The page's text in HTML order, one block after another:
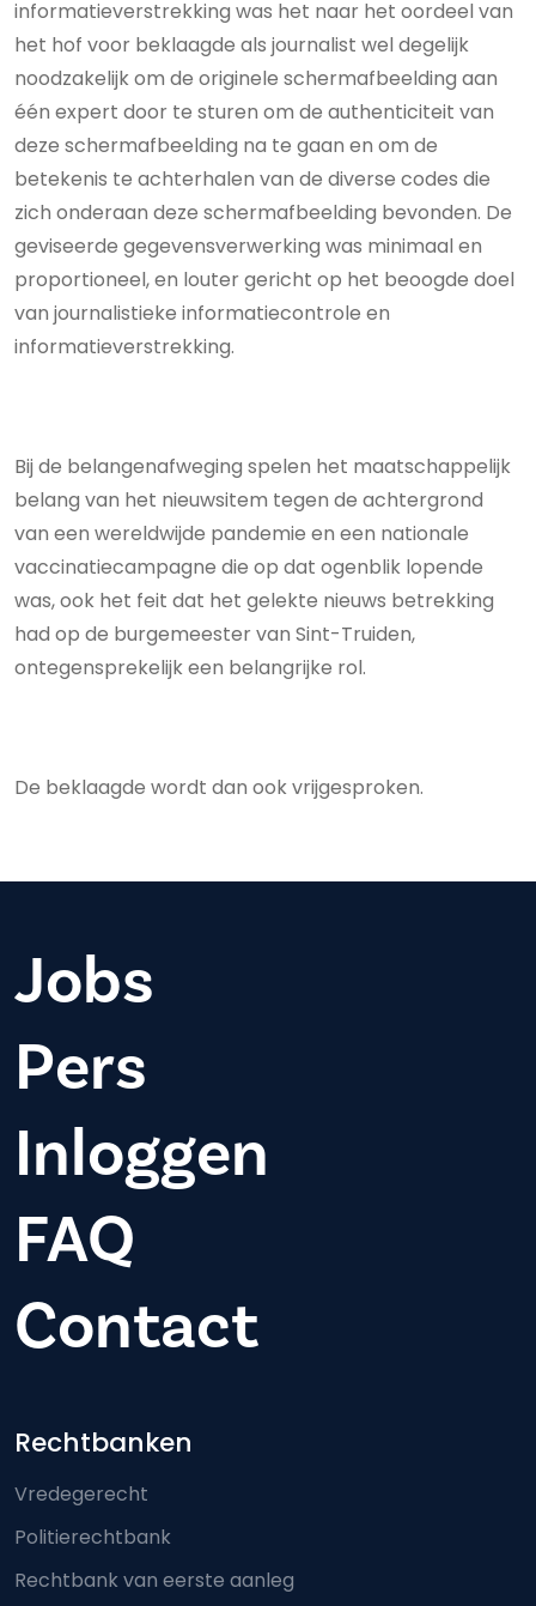
informatieverstrekking was het naar het oordeel van
het hof voor beklaagde als journalist wel degelijk
noodzakelijk om de originele schermafbeelding aan
één expert door te sturen om de authenticiteit van
deze schermafbeelding na te gaan en om de
betekenis te achterhalen van de diverse codes die
zich onderaan deze schermafbeelding bevonden. De
geviseerde gegevensverwerking was minimaal en
proportioneel, en louter gericht op het beoogde doel
van journalistieke informatiecontrole en
informatieverstrekking.
Bij de belangenafweging spelen het maatschappelijk
belang van het nieuwsitem tegen de achtergrond
van een wereldwijde pandemie en een nationale
vaccinatiecampagne die op dat ogenblik lopende
was, ook het feit dat het gelekte nieuws betrekking
had op de burgemeester van Sint-Truiden,
ontegensprekelijk een belangrijke rol.
De beklaagde wordt dan ook vrijgesproken.
Jobs
Pers
Inloggen
FAQ
Contact
Footer-menu
Rechtbanken
Vredegerecht
Politierechtbank
Rechtbank van eerste aanleg